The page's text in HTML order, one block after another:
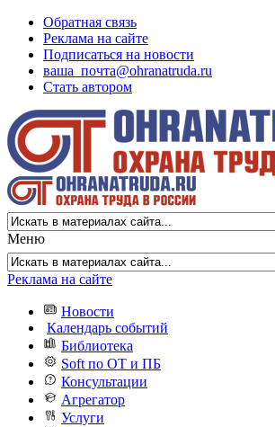
Обратная связь
Реклама на сайте
Подписаться на новости
ваша_почта@ohranatruda.ru
Стать автором
Меню
Реклама на сайте
Новости
Календарь событий
Библиотека
Soft по ОТ и ПБ
Консультации
Агрегатор
Услуги